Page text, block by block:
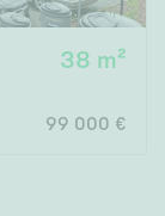
38 m²
99 000 €